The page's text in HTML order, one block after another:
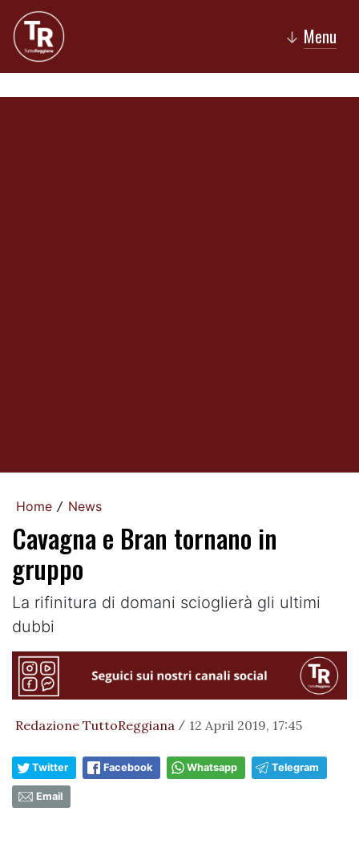
↓ Menu
Home / News
Cavagna e Bran tornano in
gruppo
La rifinitura di domani scioglierà gli ultimi
dubbi
Redazione TuttoReggiana / 12 April 2019, 17:45
Twitter Facebook Whatsapp Telegram
Email